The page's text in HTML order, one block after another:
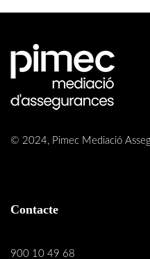
© 2024, Pimec Mediació
Contacte
900 10 49 68